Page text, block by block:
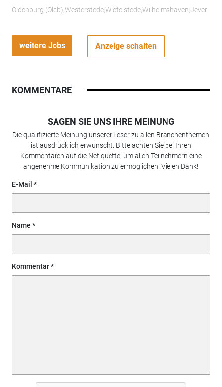
Oldenburg (Oldb);Westerstede;Wiefelstede;Wilhelmshaven;Jever
weitere Jobs Anzeige schalten
KOMMENTARE
SAGEN SIE UNS IHRE MEINUNG
Die qualifizierte Meinung unserer Leser zu allen Branchenthemen
ist ausdrücklich erwünscht. Bitte achten Sie bei Ihren
Kommentaren auf die Netiquette, um allen Teilnehmern eine
angenehme Kommunikation zu ermöglichen. Vielen Dank!
E-Mail
Name
Kommentar